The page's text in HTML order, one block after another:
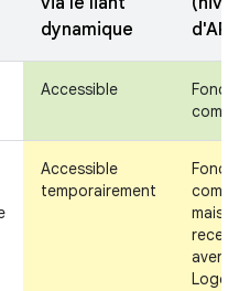
dynamique
d'API
Accessible
Accessible
temporairement
mais